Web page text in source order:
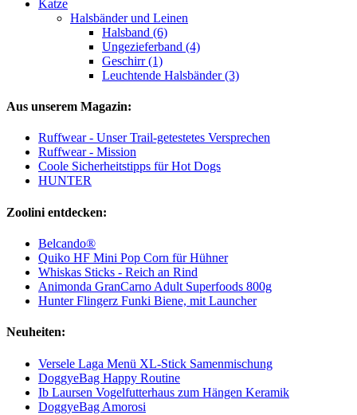
Katze
Halsbänder und Leinen
Halsband (6)
Ungezieferband (4)
Geschirr (1)
Leuchtende Halsbänder (3)
Aus unserem Magazin:
Ruffwear - Unser Trail-getestetes Versprechen
Ruffwear - Mission
Coole Sicherheitstipps für Hot Dogs
HUNTER
Zoolini entdecken:
Belcando®
Quiko HF Mini Pop Corn für Hühner
Whiskas Sticks - Reich an Rind
Animonda GranCarno Adult Superfoods 800g
Hunter Flingerz Funki Biene, mit Launcher
Neuheiten:
Versele Laga Menü XL-Stick Samenmischung
DoggyeBag Happy Routine
Ib Laursen Vogelfutterhaus zum Hängen Keramik
DoggyeBag Amorosi